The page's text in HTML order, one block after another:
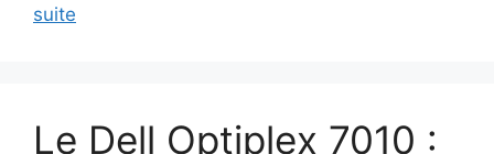
suite
Le Dell Optiplex 7010 :